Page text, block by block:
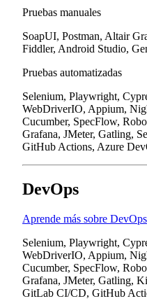
Pruebas manuales
SoapUI, Postman, Altair
Fiddler, Android Studio,
Pruebas automatizadas
Selenium, Playwright,
WebDriverIO, Appium,
Cucumber, SpecFlow,
Grafana, JMeter, Gatling,
GitHub Actions, Azure
DevOps
Aprende más sobre DevOps
Selenium, Playwright,
WebDriverIO, Appium,
Cucumber, SpecFlow,
Grafana, JMeter, Gatling,
GitLab CI/CD, GitHub